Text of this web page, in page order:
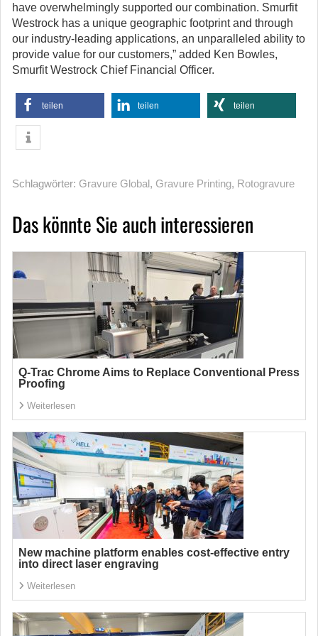
have overwhelmingly supported our combination. Smurfit
Westrock has a unique geographic footprint and through
our industry-leading applications, an unparalleled ability to
provide value for our customers,” added Ken Bowles,
Smurfit Westrock Chief Financial Officer.
teilen teilen teilen
Schlagwörter: Gravure Global, Gravure Printing, Rotogravure
Das könnte Sie auch interessieren
Q-Trac Chrome Aims to Replace Conventional Press
Proofing
Weiterlesen
New machine platform enables cost-effective entry
into direct laser engraving
Weiterlesen